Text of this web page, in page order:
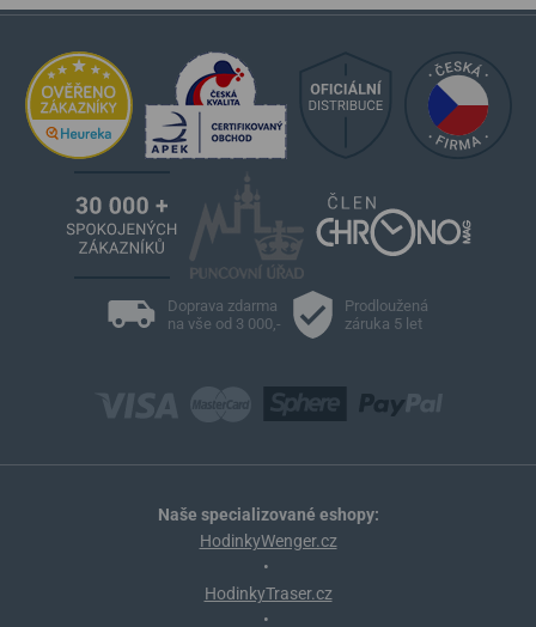
Doprava zdarma
na vše od 3 000,-
Prodloužená
záruka 5 let
Naše specializované eshopy:
HodinkyWenger.cz
•
HodinkyTraser.cz
•